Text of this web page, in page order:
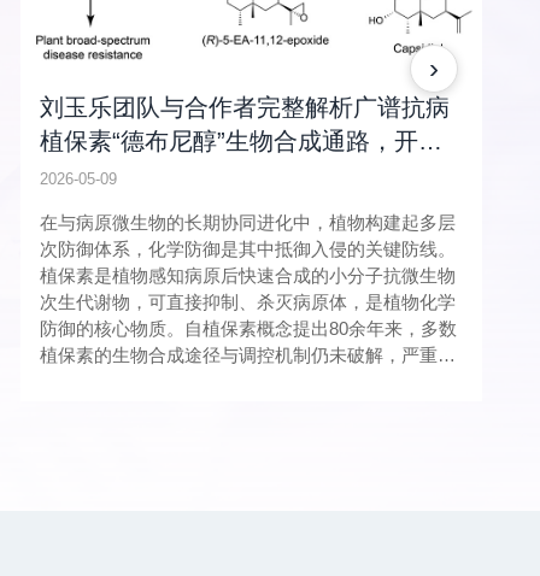
刘玉乐团队与合作者完整解析广谱抗病
植保素“德布尼醇”生物合成通路，开辟
作物广谱抗病新途径
2026-05-09
在与病原微生物的长期协同进化中，植物构建起多层
次防御体系，化学防御是其中抵御入侵的关键防线。
植保素是植物感知病原后快速合成的小分子抗微生物
次生代谢物，可直接抑制、杀灭病原体，是植物化学
防御的核心物质。自植保素概念提出80余年来，多数
植保素的生物合成途径与调控机制仍未破解，严重限
›